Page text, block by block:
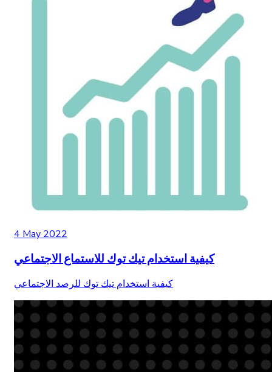
4 May 2022
كيفية استخدام تيك توك للاستماع الاجتماعي
كيفية استخدام تيك توك للرصد الاجتماعي